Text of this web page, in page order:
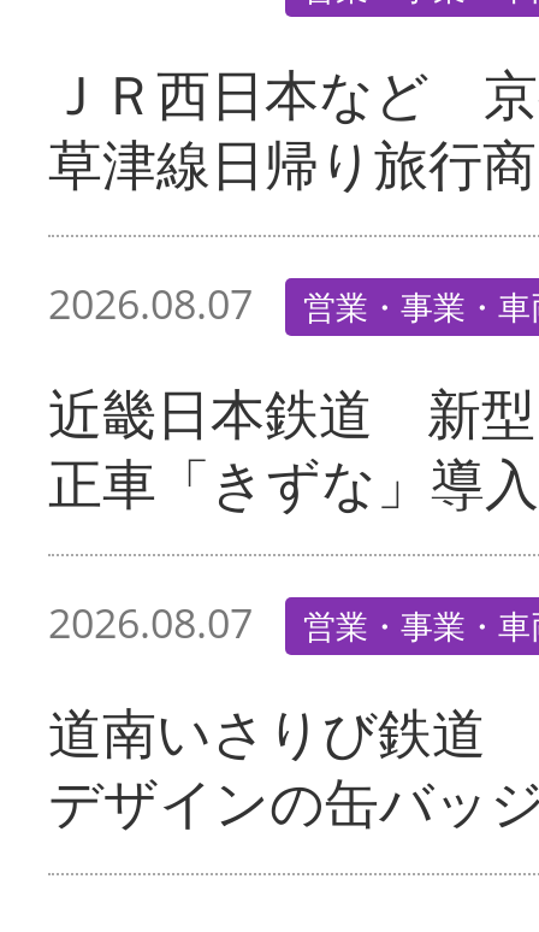
ＪＲ西日本など
草津線日帰り旅行
2026.08.07 営業・事業・
近畿日本鉄道 新
正車「きずな」導入
2026.08.07 営業・事業・
道南いさりび鉄道
デザインの缶バッ